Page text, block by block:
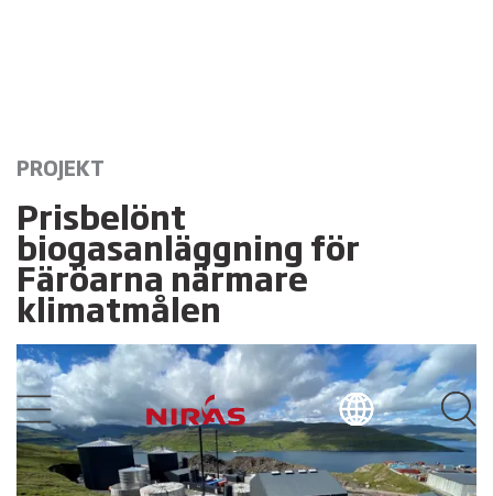
PROJEKT
Prisbelönt
biogasanläggning för
Färöarna närmare
klimatmålen